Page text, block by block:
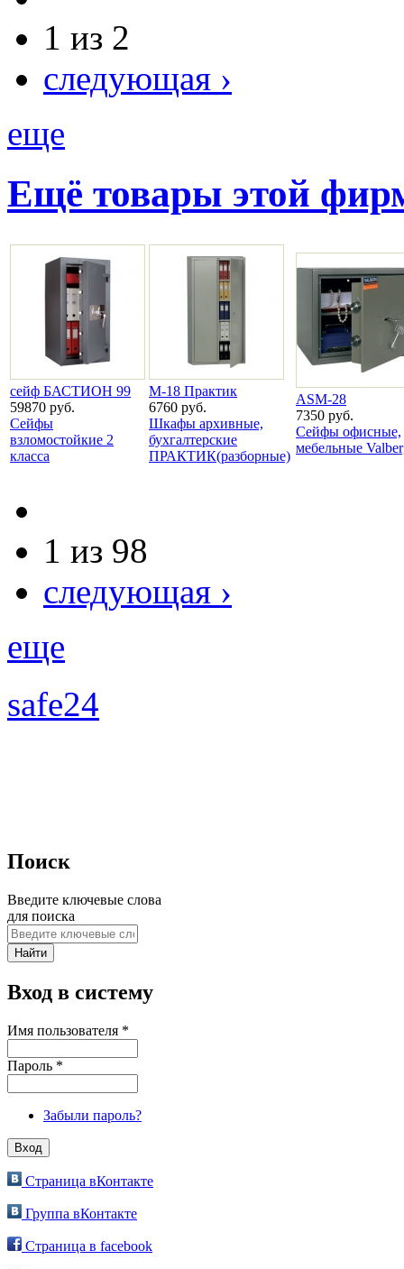
1 из 2
следующая ›
еще
Ещё товары этой
сейф БАСТИОН 99
59870 руб.
Сейфы
взломостойкие 2
класса
М-18 Практик
6760 руб.
Шкафы архивные,
бухгалтерские
ПРАКТИК(разборные)
ASM-28
7350 руб.
Сейфы офисные,
мебельные
1 из 98
следующая ›
еще
safe24
Поиск
Введите ключевые слова
для поиска
Вход в систему
Имя пользователя *
Пароль *
Забыли пароль?
Страница вКонтакте
Группа вКонтакте
Страница в facebook